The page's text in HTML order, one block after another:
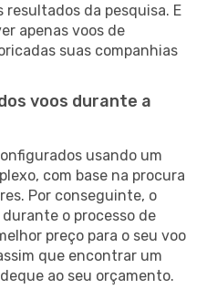
da pesquisa. E
apenas voos de
suas companhias
voos durante a
usando um
com base na procura
Por conseguinte, o
o processo de
preço para o seu voo
que encontrar um
ao seu orçamento.